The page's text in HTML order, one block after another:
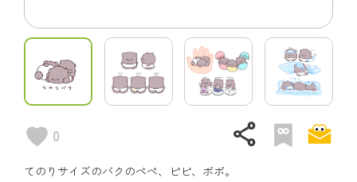
0 share
てのりサイズのバクのぺぺ、ピピ、ポポ。